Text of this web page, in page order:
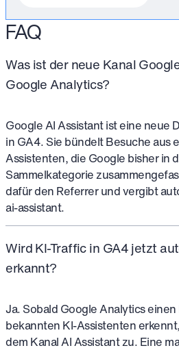
FAQ
Was ist der neue Kanal
Google Analytics?
Google AI Assistant ist eine neue
in GA4. Sie bündelt Besuche aus
Assistenten, die Google bisher in
Sammelkategorie
dafür den Referrer und vergibt
ai-assistant.
Wird KI-Traffic in GA4 jetzt
erkannt?
Ja. Sobald Google Analytics
bekannten KI-Assistenten
dem Kanal AI Assistant zu. Eine